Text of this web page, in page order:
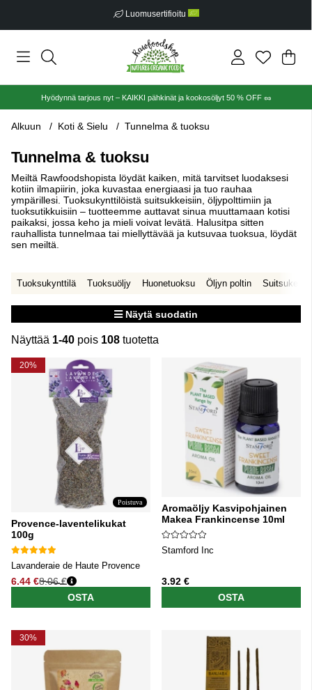
Ilmainen toimitus alkaen €30
.
Hyödynnä tarjous nyt – KAIKKI pähkinät ja kookosöljyt 50 % OFF 🥜
Alkuun Koti & Sielu Tunnelma & tuoksu
Tunnelma & tuoksu
Meiltä Rawfoodshopista löydät kaiken, mitä tarvitset luodaksesi
kotiin ilmapiirin, joka kuvastaa energiaasi ja tuo rauhaa
ympärillesi. Tuoksukynttilöistä suitsukkeisiin, öljypolttimiin ja
tuoksutikkuisiin – tuotteemme auttavat sinua muuttamaan kotisi
paikaksi, jossa keho ja mieli voivat levätä. Halusitpa sitten
rauhallista tunnelmaa tai miellyttävää ja kutsuvaa tuoksua, löydät
sen meiltä.
Tuoksukynttilä Tuoksuöljy Huonetuoksu Öljyn poltin Suitsuke
Näytä suodatin
Näyttää 1-40 pois 108 tuotetta
Tuotteet
20%
Poistuva
Provence-laventelikukat
100g
Lavanderaie de Haute Provence
6.44 €
Normaali hinta
8.06 €
OSTA
Aromaöljy Kasvipohjainen
Makea Frankincense 10ml
Stamford Inc
3.92 €
OSTA
30%